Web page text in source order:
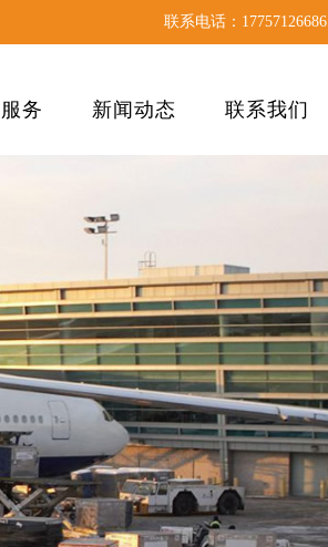
联系电话：17757126686
务 新闻动态 联系我们